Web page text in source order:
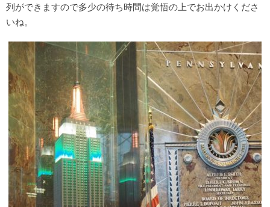
列ができますので多少の待ち時間は覚悟の上でお出かけくださ
いね。